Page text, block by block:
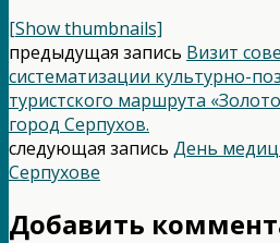
[Show thumbnails]
предыдущая запись Визит
систематизации культурно-
туристского маршрута
город Серпухов.
следующая запись День
Серпухове
Добавить